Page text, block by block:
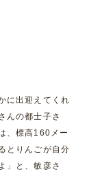
に出迎えてくれ
んの都士子さ
、標高160メー
とりんごが自分
」と、敏彦さ